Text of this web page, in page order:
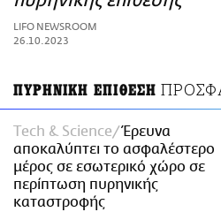
ΑΜΠΑ
PRINT
LIFO NEWSROOM
26.10.2023
ΠΥΡΗΝΙΚΗ ΕΠΙΘΕΣΗ
Τech & Science
Έρευνα
αποκαλύπτει το ασφαλέστερο
μέρος σε εσωτερικό χώρο σε
περίπτωση πυρηνικής
καταστροφής